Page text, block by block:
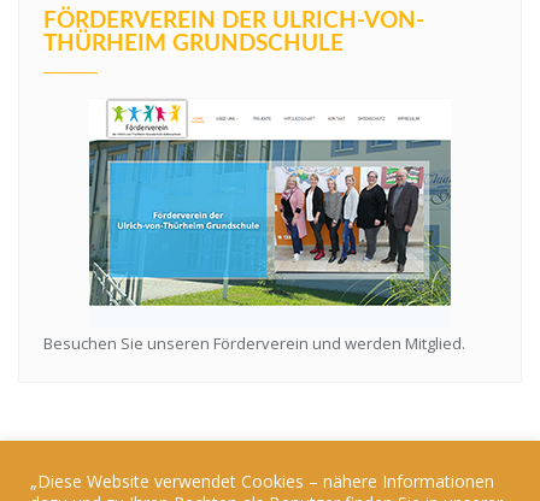
FÖRDERVEREIN DER ULRICH-VON-
THÜRHEIM GRUNDSCHULE
Besuchen Sie unseren Förderverein und werden Mitglied.
„Diese Website verwendet Cookies – nähere Informationen